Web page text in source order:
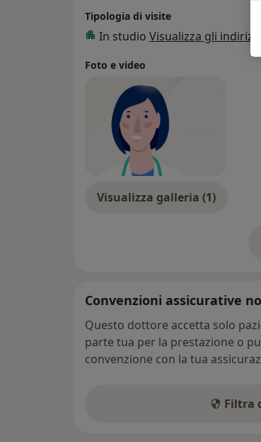
Tipologia di visite
In studio Visualizza gli indirizzi
Foto e video
Visualizza galleria (1)
Convenzioni assicurative
Questo dottore accetta solo
parte tua per la prestazione o
convenzione con la tua
Filtra